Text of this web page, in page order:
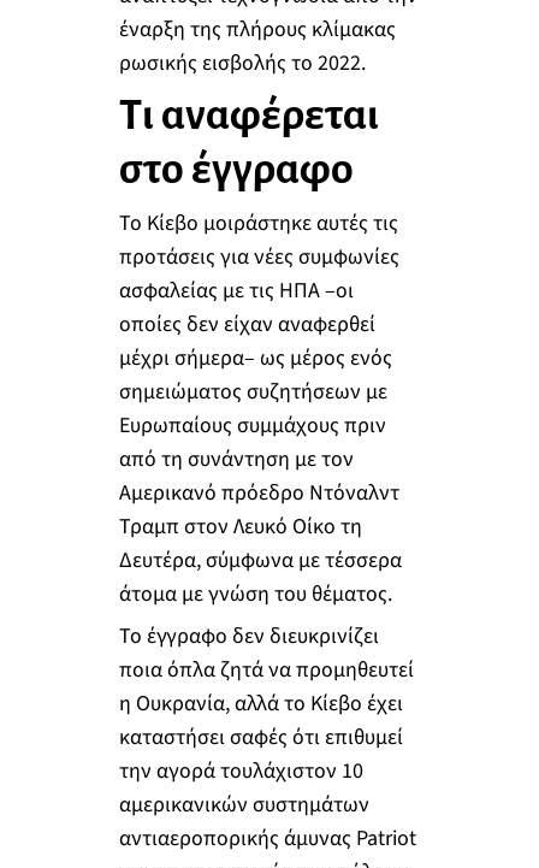
έναρξη της πλήρους κλίμακας
ρωσικής εισβολής το 2022.
Τι αναφέρεται
στο έγγραφο
Το Κίεβο μοιράστηκε αυτές τις
προτάσεις για νέες συμφωνίες
ασφαλείας με τις ΗΠΑ –οι
οποίες δεν είχαν αναφερθεί
μέχρι σήμερα– ως μέρος ενός
σημειώματος συζητήσεων με
Ευρωπαίους συμμάχους πριν
από τη συνάντηση με τον
Αμερικανό πρόεδρο Ντόναλντ
Τραμπ στον Λευκό Οίκο τη
Δευτέρα, σύμφωνα με τέσσερα
άτομα με γνώση του θέματος.
Το έγγραφο δεν διευκρινίζει
ποια όπλα ζητά να προμηθευτεί
η Ουκρανία, αλλά το Κίεβο έχει
καταστήσει σαφές ότι επιθυμεί
την αγορά τουλάχιστον 10
αμερικανικών συστημάτων
αντιαεροπορικής άμυνας Patriot